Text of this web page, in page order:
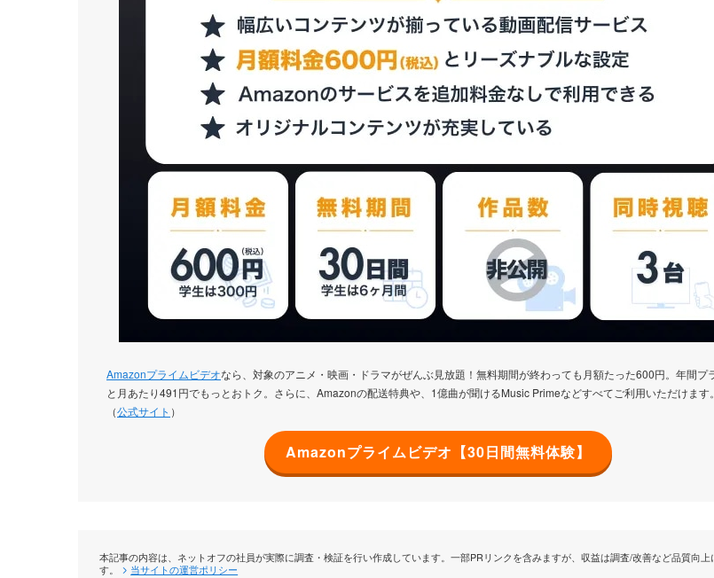
Amazonプライムビデオなら、対象のアニメ・映画・ドラマがぜんぶ見放題！無料期間が終わっても月額たった600円。年間プ
と月あたり491円でもっとおトク。さらに、Amazonの配送特典や、1億曲が聞けるMusic Primeなどすべてご利用いただけます。
（公式サイト ）
Amazonプライムビデオ【30日間無料体験】
本記事の内容は、ネットオフの社員が実際に調査・検証を行い作成しています。一部PRリンクを含みますが、収益は調査/改善など品質向上
す。
当サイトの運営ポリシー